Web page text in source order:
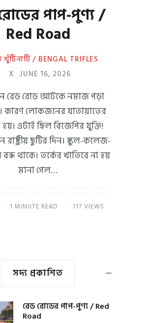
পাপ-পুণ্য /
Red Road
খুঁটিনাটি / BENGAL TRIFLES
X JUNE 16, 2026
রেড রোড আটকে নমাজ পড়া
কারণ লোকজনের যাতায়াতের
এটাই ছিল বিজেপির যুক্তি!
রাষ্ট্রীয় ছুটির দিন। স্কুল-কলেজ-
থাকে। তর্কের খাতিরে না হয়
মানা গেল…
1 MINUTE READ 117 VIEWS
সদ্য প্রকাশিত
রেড রোডের পাপ-পুণ্য / Red
Road